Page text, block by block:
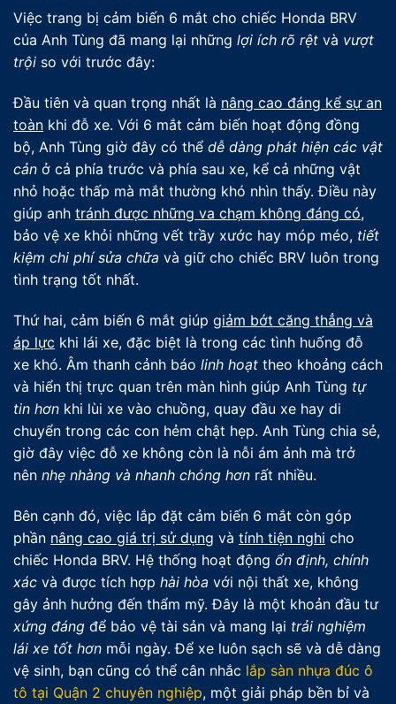
Việc trang bị cảm biến 6 mắt cho chiếc Honda BRV
của Anh Tùng đã mang lại những lợi ích rõ rệt và vượt
trội so với trước đây:
Đầu tiên và quan trọng nhất là nâng cao đáng kể sự an
toàn khi đỗ xe. Với 6 mắt cảm biến hoạt động đồng
bộ, Anh Tùng giờ đây có thể dễ dàng phát hiện các vật
cản ở cả phía trước và phía sau xe, kể cả những vật
nhỏ hoặc thấp mà mắt thường khó nhìn thấy. Điều này
giúp anh tránh được những va chạm không đáng có,
bảo vệ xe khỏi những vết trầy xước hay móp méo, tiết
kiệm chi phí sửa chữa và giữ cho chiếc BRV luôn trong
tình trạng tốt nhất.
Thứ hai, cảm biến 6 mắt giúp giảm bớt căng thẳng và
áp lực khi lái xe, đặc biệt là trong các tình huống đỗ
xe khó. Âm thanh cảnh báo linh hoạt theo khoảng cách
và hiển thị trực quan trên màn hình giúp Anh Tùng tự
tin hơn khi lùi xe vào chuồng, quay đầu xe hay di
chuyển trong các con hẻm chật hẹp. Anh Tùng chia sẻ,
giờ đây việc đỗ xe không còn là nỗi ám ảnh mà trở
nên nhẹ nhàng và nhanh chóng hơn rất nhiều.
Bên cạnh đó, việc lắp đặt cảm biến 6 mắt còn góp
phần nâng cao giá trị sử dụng và tính tiện nghi cho
chiếc Honda BRV. Hệ thống hoạt động ổn định, chính
xác và được tích hợp hài hòa với nội thất xe, không
gây ảnh hưởng đến thẩm mỹ. Đây là một khoản đầu tư
xứng đáng để bảo vệ tài sản và mang lại trải nghiệm
lái xe tốt hơn mỗi ngày. Để xe luôn sạch sẽ và dễ dàng
vệ sinh, bạn cũng có thể cân nhắc lắp sàn nhựa đúc ô
tô tại Quận 2 chuyên nghiệp, một giải pháp bền bỉ và